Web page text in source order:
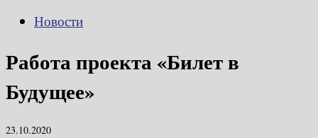
Новости
Работа проекта «Билет в
Будущее»
23.10.2020